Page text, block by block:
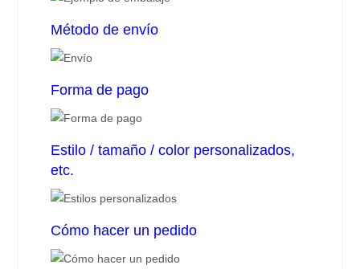
Método de envío
Forma de pago
Estilo / tamaño / color personalizados,
etc.
Cómo hacer un pedido